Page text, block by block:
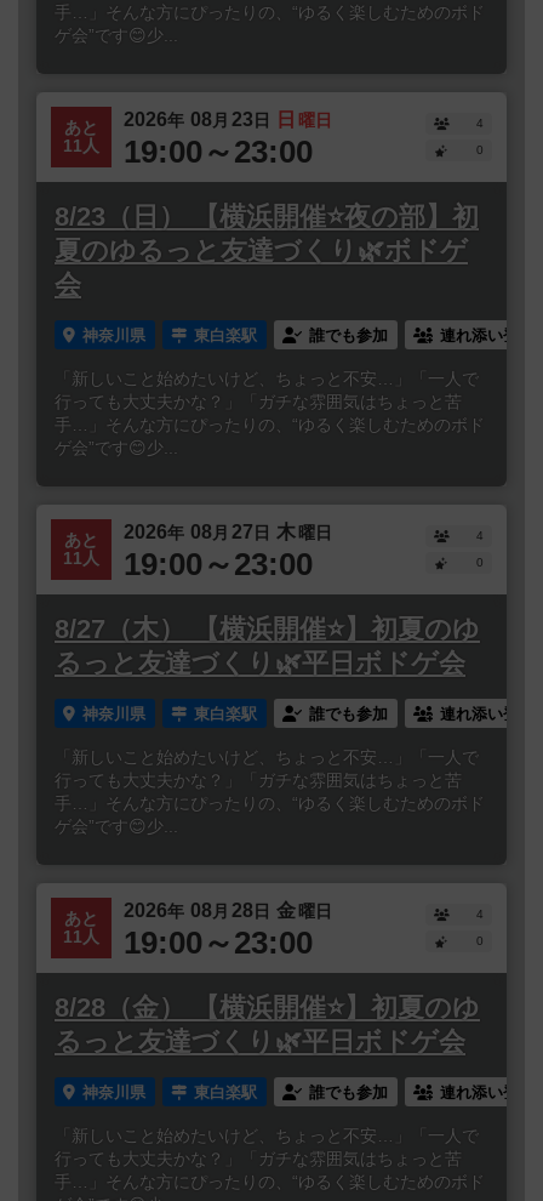
手…」そんな方にぴったりの、“ゆるく楽しむためのボド
ゲ会”です😊少...
あと
11人
2026年 08 月 23日 日 曜日
19:00～23:00
4
0
8/23（日） 【横浜開催⭐️夜の部】初
夏のゆるっと友達づくり🌿ボドゲ
会
神奈川県 東白楽駅 誰でも参加 連れ添い登録
「新しいこと始めたいけど、ちょっと不安…」「一人で
行っても大丈夫かな？」「ガチな雰囲気はちょっと苦
手…」そんな方にぴったりの、“ゆるく楽しむためのボド
ゲ会”です😊少...
あと
11人
2026年 08 月 27日 木曜日
19:00～23:00
4
0
8/27（木） 【横浜開催⭐️】初夏のゆ
るっと友達づくり🌿平日ボドゲ会
神奈川県 東白楽駅 誰でも参加 連れ添い登録
「新しいこと始めたいけど、ちょっと不安…」「一人で
行っても大丈夫かな？」「ガチな雰囲気はちょっと苦
手…」そんな方にぴったりの、“ゆるく楽しむためのボド
ゲ会”です😊少...
あと
11人
2026年 08 月 28日 金曜日
19:00～23:00
4
0
8/28（金） 【横浜開催⭐️】初夏のゆ
るっと友達づくり🌿平日ボドゲ会
神奈川県 東白楽駅 誰でも参加 連れ添い登録
「新しいこと始めたいけど、ちょっと不安…」「一人で
行っても大丈夫かな？」「ガチな雰囲気はちょっと苦
手…」そんな方にぴったりの、“ゆるく楽しむためのボド